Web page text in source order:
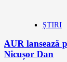
ȘTIRI
AUR lansează
Nicușor Dan